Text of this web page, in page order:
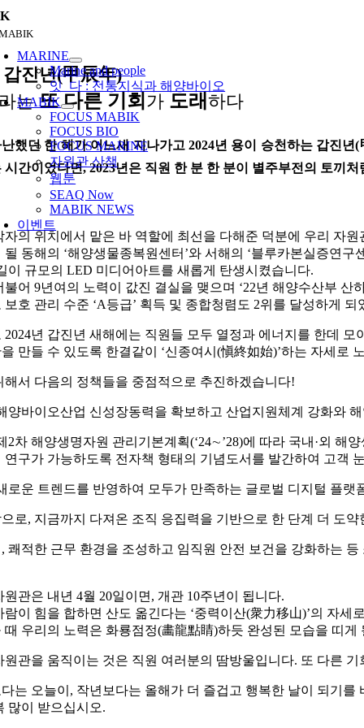
콘
텐
로
건
너
MARINE
Marine and people
잇_다 : 전통지식과 해양바이오
MABIK
FOCUS MABIK
FOCUS BIO
FOCUS MARINE
자원관 산책
웹툰
SEAQ Now
MABIK NEWS
이벤트
갑진년(甲辰年)
는또 다른 기회 가 도래 하다
했던 한 해가 어느새 지나가고 2024년 용이 승천하는 갑진
시간이었다면, 2023년은 직원 한 분 한 분이 별주부전의 토끼
자의 위치에서 맡은 바 역할에 최선을 다해준 덕분에 우리 자
될 동해의 ‘해양생물종복원센터’와 서해의 ‘블루카본실증연
이 규모의 LED 미디어아트를 새롭게 탄생시켰습니다.
불어 9년여의 노력이 값진 결실을 맺으며 ‘22년 해양수산부 산
보호 관리 수준 ‘A등급’ 획득 및 종합청렴도 2위를 달성하게 되
2024년 갑진년 새해에는 직원들 모두 열정과 에너지를 한데
만들 수 있도록 한결같이 ‘신종여시(愼終如始)’하는 자세로
해서 다음의 정책들을 중점적으로 추진하겠습니다!
양바이오산업 신성장동력을 확보하고 산업지원체계 강화와
2차 해양생명자원 관리기본계획(‘24∼’28)에 따라 국내·외 해
연구가 가능하도록 전자책 형태의 기념도서를 발간하여 고객
로운 트렌드를 반영하여 모두가 만족하는 글로벌 디지털 플랫
로, 지금까지 다져온 조직 응집력을 기반으로 한 단계 더 도
쾌적한 근무 환경을 조성하고 임직원 안전 보건을 강화하는
원관은 내년 4월 20일이면, 개관 10주년이 됩니다.
람이 힘을 합하면 산도 옮긴다는 ‘중력이산(衆力移山)’의 자
때 우리의 노력은 화룡점정(畵龍點睛)하듯 완성된 모습을 띠게
원관을 움직이는 것은 직원 여러분의 땀방울입니다. 또 다른
는 오늘이, 작년보다는 올해가 더 즐겁고 행복한 날이 되기를
많이 받으십시오.